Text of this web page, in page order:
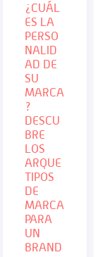
¿CUÁL
ES LA
PERSO
NALID
AD DE
SU
MARCA
?
DESCU
BRE
LOS
ARQUE
TIPOS
DE
MARCA
PARA
UN
BRAND